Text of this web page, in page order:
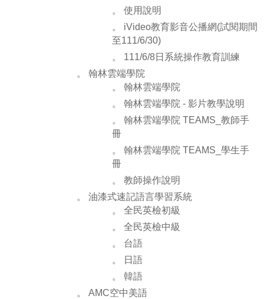
。 使用說明
。 iVideo教育影音公播網(試閱期間
至111/6/30)
。 111/6/8日系統操作教育訓練
。 翰林雲端學院
。 翰林雲端學院
。 翰林雲端學院 - 影片教學說明
。 翰林雲端學院 TEAMS_教師手
冊
。 翰林雲端學院 TEAMS_學生手
冊
。 教師操作說明
。 油漆式速記語言學習系統
。 全民英檢初級
。 全民英檢中級
。 台語
。 日語
。 韓語
。 AMC空中美語